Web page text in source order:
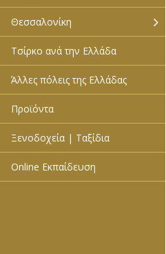
Θεσσαλονίκη
Τσίρκο ανά την Ελλάδα
Άλλες πόλεις της Ελλάδας
Προϊόντα
Ξενοδοχεία | Ταξίδια
Online Εκπαίδευση